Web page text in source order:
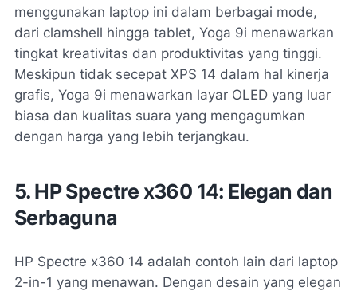
menggunakan laptop ini dalam berbagai mode,
dari clamshell hingga tablet, Yoga 9i menawarkan
tingkat kreativitas dan produktivitas yang tinggi.
Meskipun tidak secepat XPS 14 dalam hal kinerja
grafis, Yoga 9i menawarkan layar OLED yang luar
biasa dan kualitas suara yang mengagumkan
dengan harga yang lebih terjangkau.
5. HP Spectre x360 14: Elegan dan
Serbaguna
HP Spectre x360 14 adalah contoh lain dari laptop
2-in-1 yang menawan. Dengan desain yang elegan